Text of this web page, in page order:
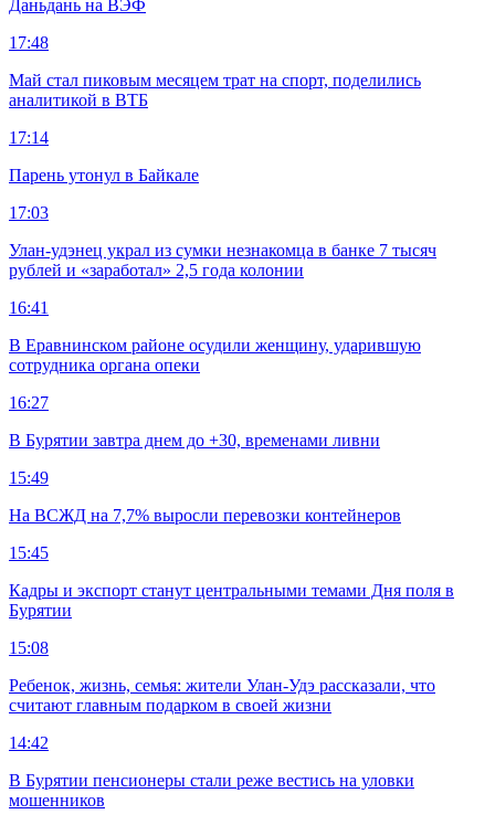
Даньдань на ВЭФ
17:48
Май стал пиковым месяцем трат на спорт, поделились
аналитикой в ВТБ
17:14
Парень утонул в Байкале
17:03
Улан-удэнец украл из сумки незнакомца в банке 7 тысяч
рублей и «заработал» 2,5 года колонии
16:41
В Еравнинском районе осудили женщину, ударившую
сотрудника органа опеки
16:27
В Бурятии завтра днем до +30, временами ливни
15:49
На ВСЖД на 7,7% выросли перевозки контейнеров
15:45
Кадры и экспорт станут центральными темами Дня поля в
Бурятии
15:08
Ребенок, жизнь, семья: жители Улан-Удэ рассказали, что
считают главным подарком в своей жизни
14:42
В Бурятии пенсионеры стали реже вестись на уловки
мошенников